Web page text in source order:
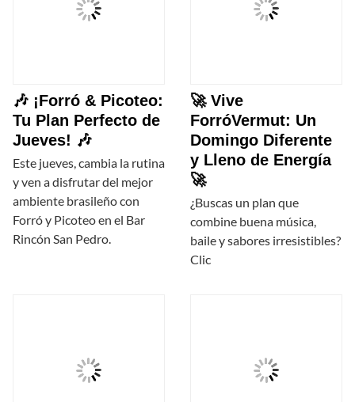
🎶 ¡Forró & Picoteo:
Tu Plan Perfecto de
Jueves! 🎶
Este jueves, cambia la rutina
y ven a disfrutar del mejor
ambiente brasileño con
Forró y Picoteo en el Bar
Rincón San Pedro.
🚀 Vive
ForróVermut: Un
Domingo Diferente
y Lleno de Energía
🚀
¿Buscas un plan que
combine buena música,
baile y sabores irresistibles?
Clic